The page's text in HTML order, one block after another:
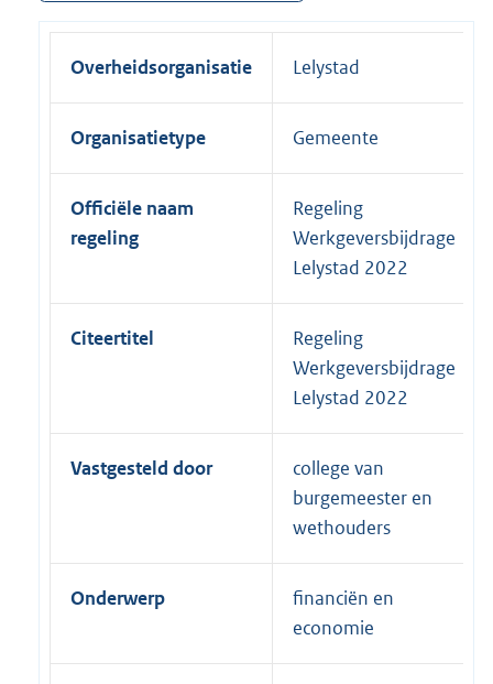
Overheidsorganisatie Lelystad
Organisatietype Gemeente
Officiële naam
regeling
Regeling
Werkgeversbijdrage
Lelystad 2022
Citeertitel
Regeling
Werkgeversbijdrage
Lelystad 2022
Vastgesteld door
college van
burgemeester en
wethouders
Onderwerp
financiën en
economie